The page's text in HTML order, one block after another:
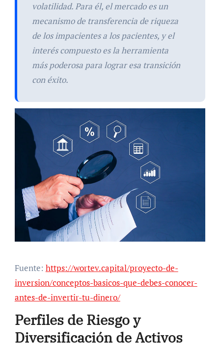
volatilidad. Para él, el mercado es un
mecanismo de transferencia de riqueza
de los impacientes a los pacientes, y el
interés compuesto es la herramienta
más poderosa para lograr esa transición
con éxito.
Fuente: https://wortev.capital/proyecto-de-
inversion/conceptos-basicos-que-debes-conocer-
antes-de-invertir-tu-dinero/
Perfiles de Riesgo y
Diversificación de Activos